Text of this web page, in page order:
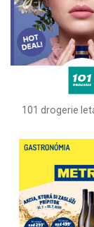
101 drogerie